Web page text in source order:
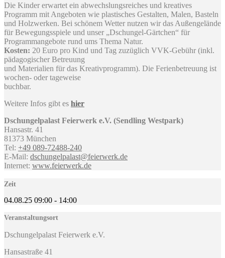
Die Kinder erwartet ein abwechslungsreiches und kreatives
Programm mit Angeboten wie plastisches Gestalten, Malen, Basteln
und Holzwerken. Bei schönem Wetter nutzen wir das Außengelände
für Bewegungsspiele und unser „Dschungel-Gärtchen“ für
Programmangebote rund ums Thema Natur.
Kosten: 20 Euro pro Kind und Tag zuzüglich VVK-Gebühr (inkl.
pädagogischer Betreuung
und Materialien für das Kreativprogramm). Die Ferienbetreuung ist
wochen- oder tageweise
buchbar.
Weitere Infos gibt es hier
Dschungelpalast Feierwerk e.V. (Sendling Westpark)
Hansastr. 41
81373 München
Tel: +49 089-72488-240
E-Mail: dschungelpalast@feierwerk.de
Internet: www.feierwerk.de
Zeit
04.08.25 09:00 - 14:00
Veranstaltungsort
Dschungelpalast Feierwerk e.V.
Hansastraße 41